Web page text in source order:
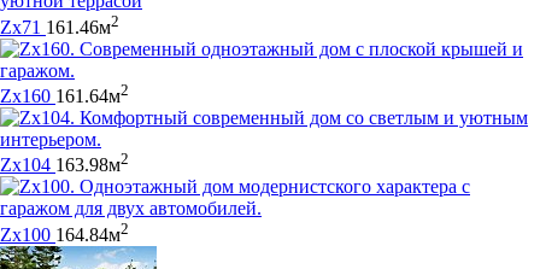
Zx71 161.46м2
Zx160 161.64м2
Zx104 163.98м2
Zx100 164.84м2